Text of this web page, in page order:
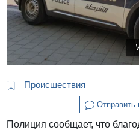
Происшествия
Отправить
Полиция сообщает, что